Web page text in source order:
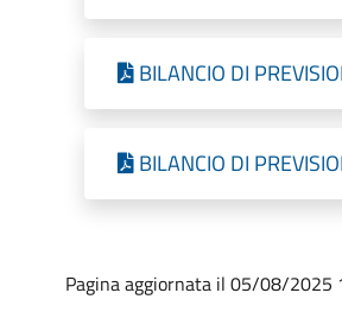
BILANCIO DI
BILANCIO DI
Pagina aggiornata il 05/08/2025